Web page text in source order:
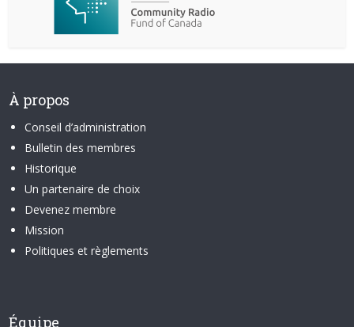
À propos
Conseil d’administration
Bulletin des membres
Historique
Un partenaire de choix
Devenez membre
Mission
Politiques et règlements
Équipe